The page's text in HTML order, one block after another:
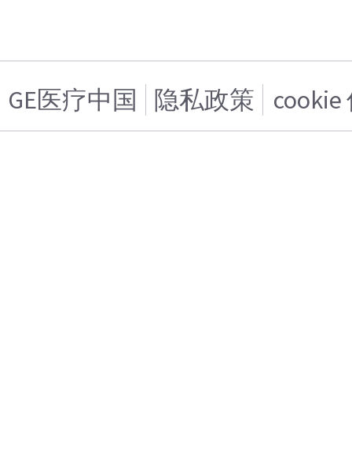
GE医疗中国 隐私政策 cookie